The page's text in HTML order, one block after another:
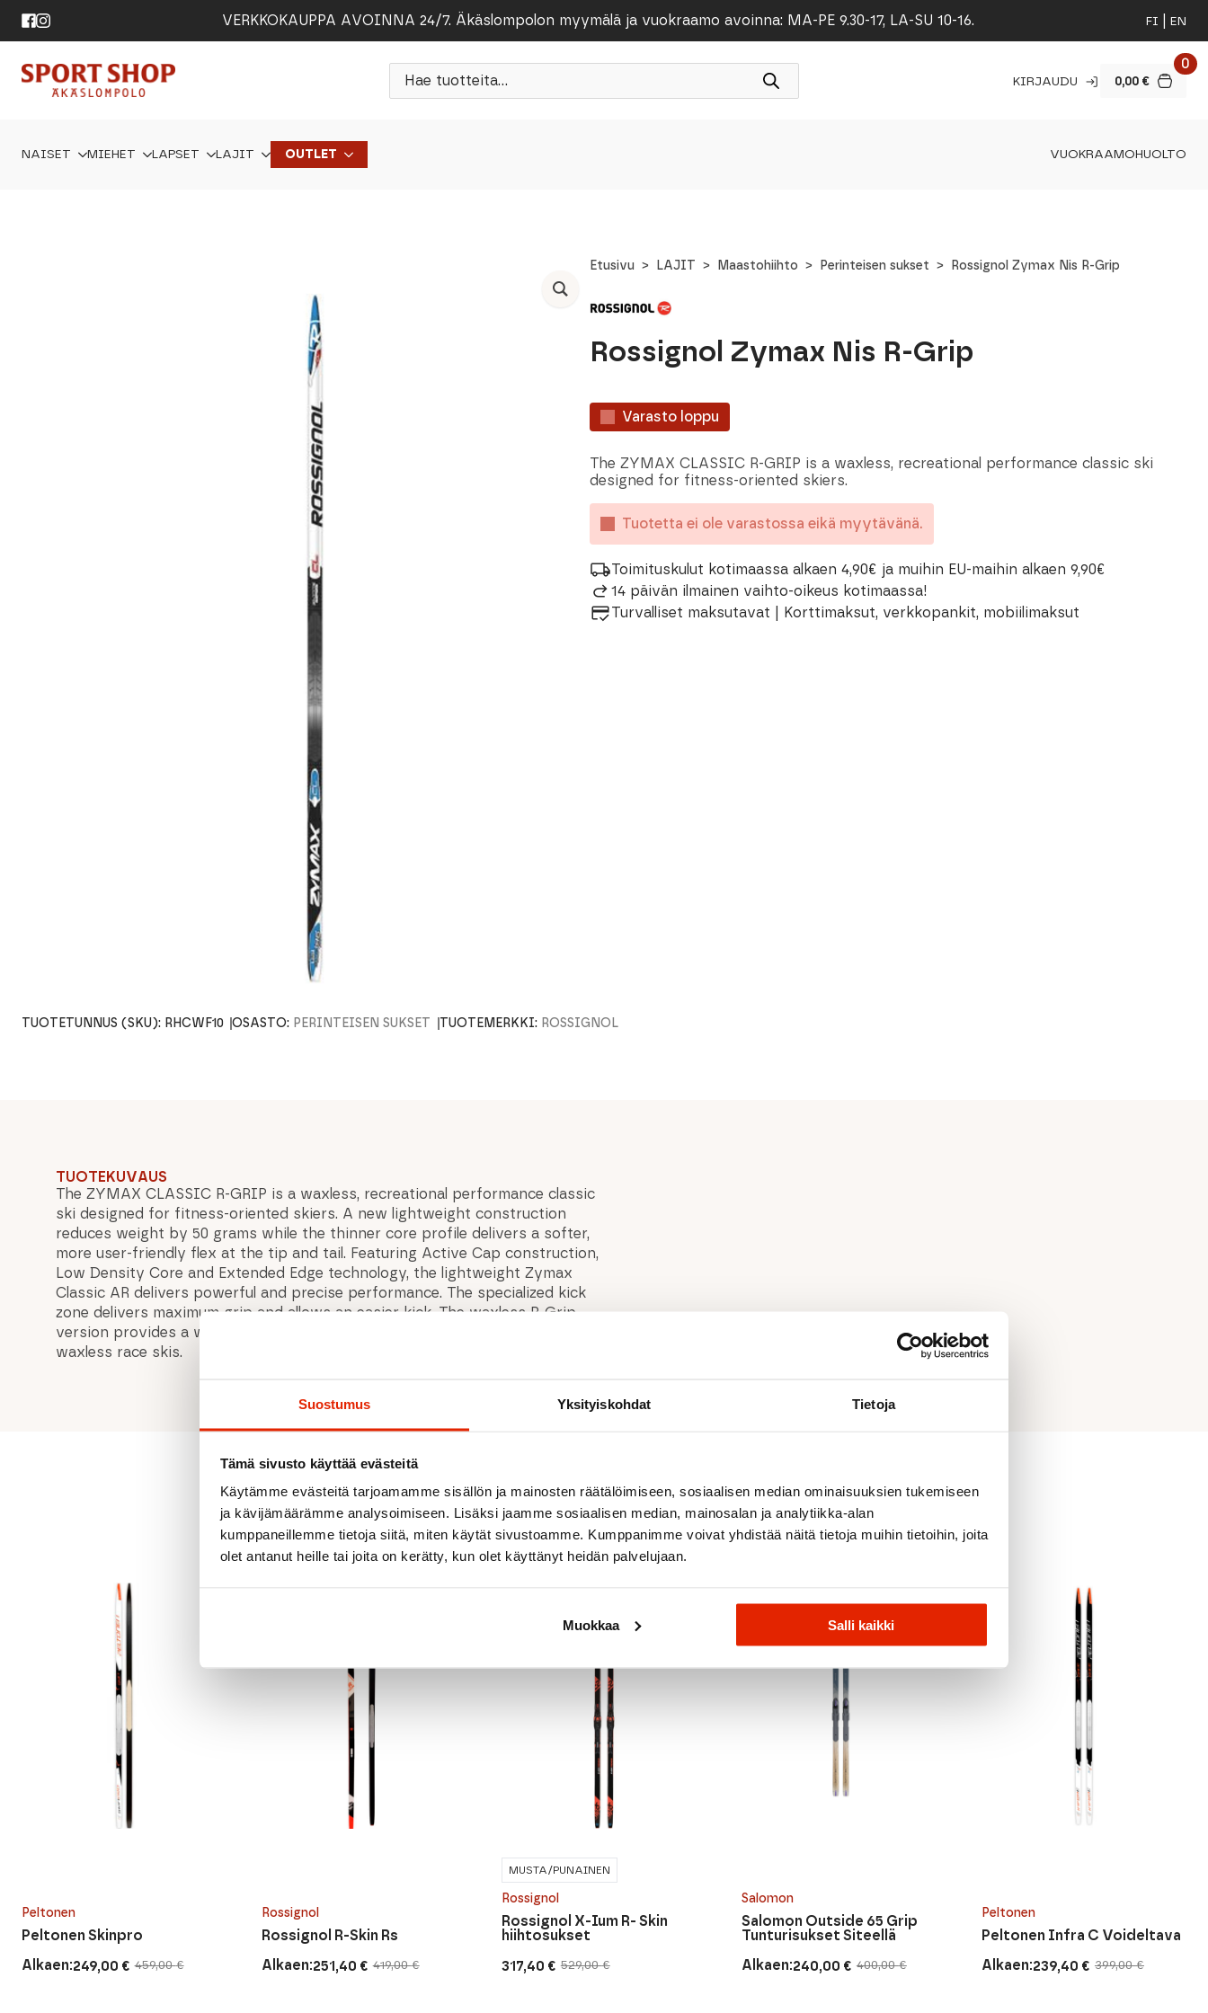
Suostumus Yksityiskohdat Tietoja
Tämä sivusto käyttää evästeitä
Käytämme evästeitä tarjoamamme sisällön ja mainosten räätälöimiseen, sosiaalisen median ominaisuuksien tukemiseen
ja kävijämäärämme analysoimiseen. Lisäksi jaamme sosiaalisen median, mainosalan ja analytiikka-alan
kumppaneillemme tietoja siitä, miten käytät sivustoamme. Kumppanimme voivat yhdistää näitä tietoja muihin tietoihin, joita
olet antanut heille tai joita on kerätty, kun olet käyttänyt heidän palvelujaan.
Muokkaa Salli kaikki
VERKKOKAUPPA AVOINNA 24/7. Äkäslompolon myymälä ja vuokraamo avoinna: MA-PE 9.30-17, LA-SU 10-16. FI EN
Products
search
KIRJAUDU 0,00 €
0
NAISET MIEHET LAPSET LAJIT OUTLET VUOKRAAMOHUOLTO
Etusivu LAJIT Maastohiihto Perinteisen sukset Rossignol Zymax Nis R-Grip
Rossignol Zymax Nis R-Grip
Varasto loppu
The ZYMAX CLASSIC R-GRIP is a waxless, recreational performance classic ski
designed for fitness-oriented skiers.
Tuotetta ei ole varastossa eikä myytävänä.
Toimituskulut kotimaassa alkaen 4,90€ ja muihin EU-maihin alkaen 9,90€
14 päivän ilmainen vaihto-oikeus kotimaassa!
Turvalliset maksutavat | Korttimaksut, verkkopankit, mobiilimaksut
TUOTETUNNUS (SKU): RHCWF10 OSASTO: PERINTEISEN SUKSET TUOTEMERKKI: ROSSIGNOL
TUOTEKUVAUS
The ZYMAX CLASSIC R-GRIP is a waxless, recreational performance classic
ski designed for fitness-oriented skiers. A new lightweight construction
reduces weight by 50 grams while the thinner core profile delivers a softer,
more user-friendly flex at the tip and tail. Featuring Active Cap construction,
Low Density Core and Extended Edge technology, the lightweight Zymax
Classic AR delivers powerful and precise performance. The specialized kick
zone delivers maximum grip and allows an easier kick. The waxless R-Grip
version provides a wider range of use in warm temperatures than previous
waxless race skis.
Suositeltua sinulle
Peltonen
Alkaen: 459,00€
Alkuperäinen
249,00 €
Nykyinen
Peltonen Skinpro
Rossignol
Alkaen: 419,00€
Alkuperäinen
251,40 €
Nykyinen
Rossignol R-Skin Rs
Rossignol
529,00€
Alkuperäinen
317,40 €
Nykyinen
Rossignol X-Ium R- Skin
hiihtosukset
MUSTA/PUNAINEN
Salomon
Alkaen: 400,00€
Alkuperäinen
240,00 €
Nykyinen
Salomon Outside 65 Grip
Tunturisukset Siteellä
Peltonen
Alkaen: 399,00€
Alkuperäinen
239,40 €
Nykyinen
Peltonen Infra C Voideltava